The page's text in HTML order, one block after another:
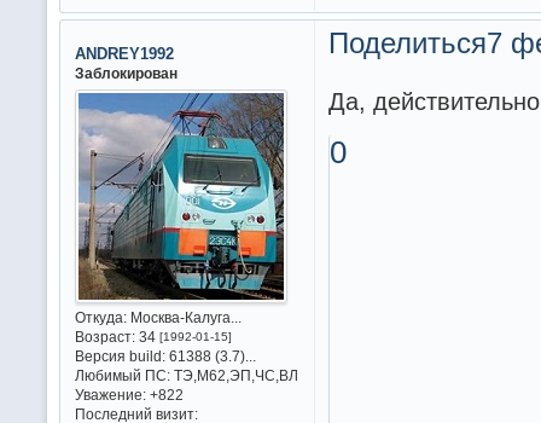
Поделиться7
ANDREY1992
Заблокирован
Откуда:Москва-Калуга...
Возраст:34 [1992-01-15]
Версия build:61388 (3.7)...
Любимый ПС:ТЭ,М62,ЭП,ЧС,ВЛ
Уважение: +822
Последний визит:
Да,
0